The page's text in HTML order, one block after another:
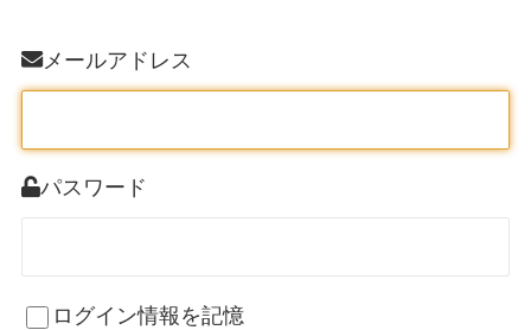
メールアドレス
パスワード
ログイン情報を記憶